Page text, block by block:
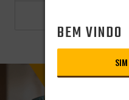
BEM VINDO
SIM